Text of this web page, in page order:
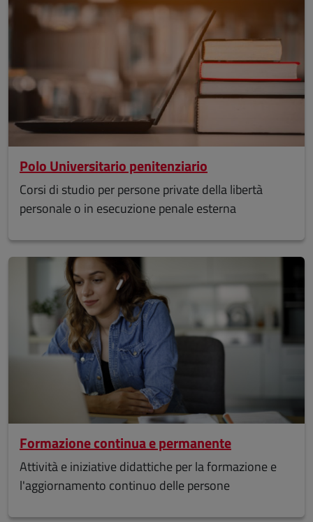
Polo Universitario penitenziario
Corsi di studio per persone private della libertà
personale o in esecuzione penale esterna
Formazione continua e permanente
Attività e iniziative didattiche per la formazione e
l'aggiornamento continuo delle persone